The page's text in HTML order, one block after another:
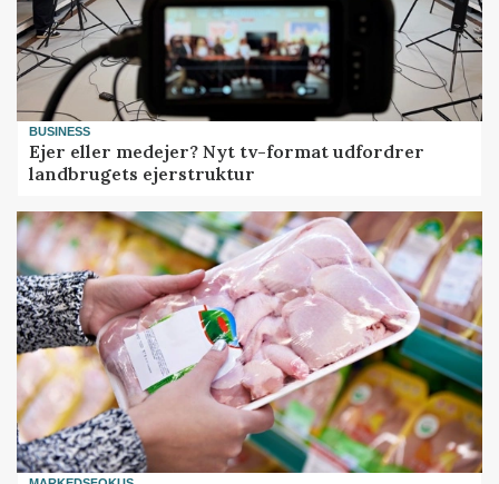
BUSINESS
Ejer eller medejer? Nyt tv-format udfordrer
landbrugets ejerstruktur